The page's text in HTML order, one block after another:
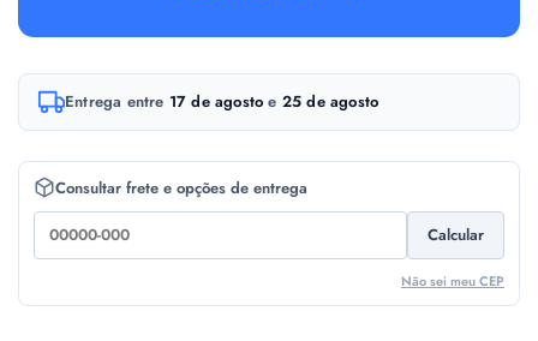
A
Entrega entre 17 de agosto e 25 de agosto
Consultar frete e opções de entrega
Calcular
Não sei meu CEP